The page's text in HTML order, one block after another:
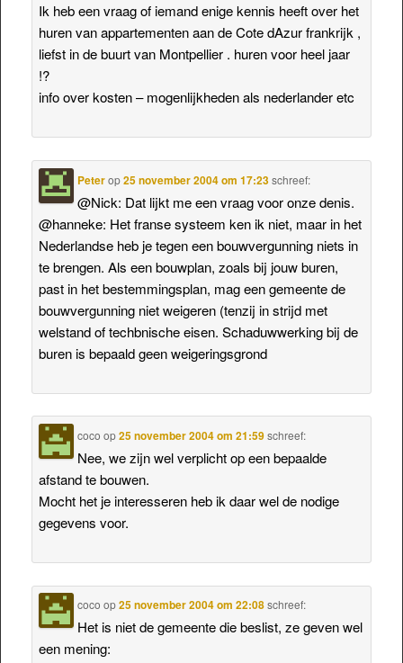
Ik heb een vraag of iemand enige kennis heeft over het
huren van appartementen aan de Cote dAzur frankrijk ,
liefst in de buurt van Montpellier . huren voor heel jaar
!?
info over kosten – mogenlijkheden als nederlander etc
Peterop25 november 2004 om 17:23 schreef:
@Nick: Dat lijkt me een vraag voor onze denis.
@hanneke: Het franse systeem ken ik niet, maar in het
Nederlandse heb je tegen een bouwvergunning niets in
te brengen. Als een bouwplan, zoals bij jouw buren,
past in het bestemmingsplan, mag een gemeente de
bouwvergunning niet weigeren (tenzij in strijd met
welstand of techbnische eisen. Schaduwwerking bij de
buren is bepaald geen weigeringsgrond
coco op25 november 2004 om 21:59 schreef:
Nee, we zijn wel verplicht op een bepaalde
afstand te bouwen.
Mocht het je interesseren heb ik daar wel de nodige
gegevens voor.
coco op25 november 2004 om 22:08 schreef:
Het is niet de gemeente die beslist, ze geven wel
een mening: